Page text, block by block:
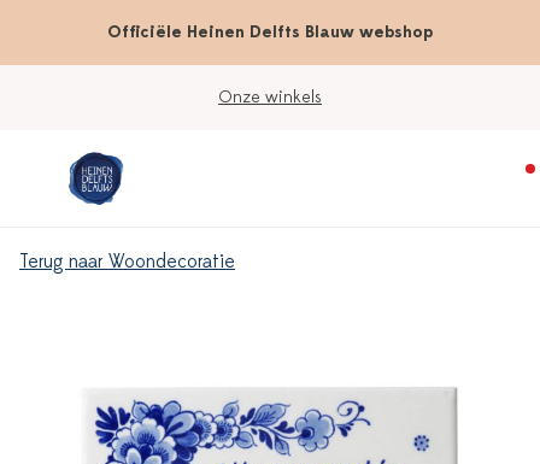
Officiële Heinen Delfts Blauw webshop
Onze winkels
Terug naar Woondecoratie